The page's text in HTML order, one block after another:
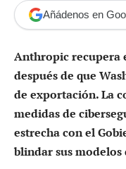
Añádenos en
Anthropic recupera
después de que
de exportación. La
medidas de
estrecha con el
blindar sus